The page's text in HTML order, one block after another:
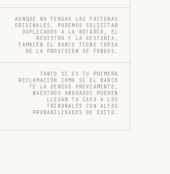
AUNQUE NO TENGAS LAS FACTURAS
ORIGINALES, PODEMOS SOLICITAR
DUPLICADOS A LA NOTARÍA, EL
REGISTRO Y LA GESTORÍA.
TAMBIÉN EL BANCO TIENE COPIA
DE LA PROVISIÓN DE FONDOS.
TANTO SI ES TU PRIMERA
RECLAMACIÓN COMO SI EL BANCO
TE LA DENEGÓ PREVIAMENTE,
NUESTROS ABOGADOS PUEDEN
LLEVAR TU CASO A LOS
TRIBUNALES CON ALTAS
PROBABILIDADES DE ÉXITO.